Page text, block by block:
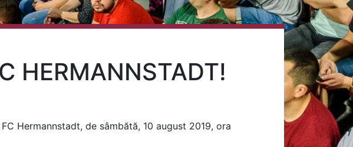
HERMANNSTADT!
Hermannstadt, de sâmbătă, 10 august 2019, ora